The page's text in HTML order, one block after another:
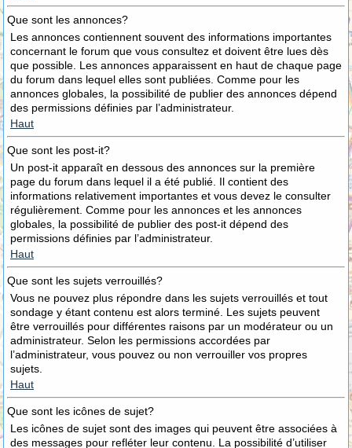
Que sont les annonces?
Les annonces contiennent souvent des informations importantes
concernant le forum que vous consultez et doivent être lues dès
que possible. Les annonces apparaissent en haut de chaque page
du forum dans lequel elles sont publiées. Comme pour les
annonces globales, la possibilité de publier des annonces dépend
des permissions définies par l’administrateur.
Haut
Que sont les post-it?
Un post-it apparaît en dessous des annonces sur la première
page du forum dans lequel il a été publié. Il contient des
informations relativement importantes et vous devez le consulter
régulièrement. Comme pour les annonces et les annonces
globales, la possibilité de publier des post-it dépend des
permissions définies par l’administrateur.
Haut
Que sont les sujets verrouillés?
Vous ne pouvez plus répondre dans les sujets verrouillés et tout
sondage y étant contenu est alors terminé. Les sujets peuvent
être verrouillés pour différentes raisons par un modérateur ou un
administrateur. Selon les permissions accordées par
l’administrateur, vous pouvez ou non verrouiller vos propres
sujets.
Haut
Que sont les icônes de sujet?
Les icônes de sujet sont des images qui peuvent être associées à
des messages pour refléter leur contenu. La possibilité d’utiliser